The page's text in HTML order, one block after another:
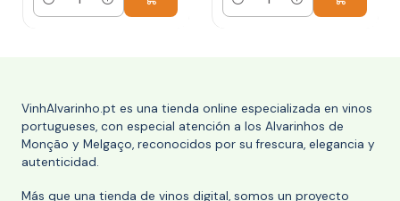
Cantidad Cantidad
VinhAlvarinho.pt es una tienda online especializada en vinos
portugueses, con especial atención a los Alvarinhos de
Monção y Melgaço, reconocidos por su frescura, elegancia y
autenticidad.
Más que una tienda de vinos digital, somos un proyecto